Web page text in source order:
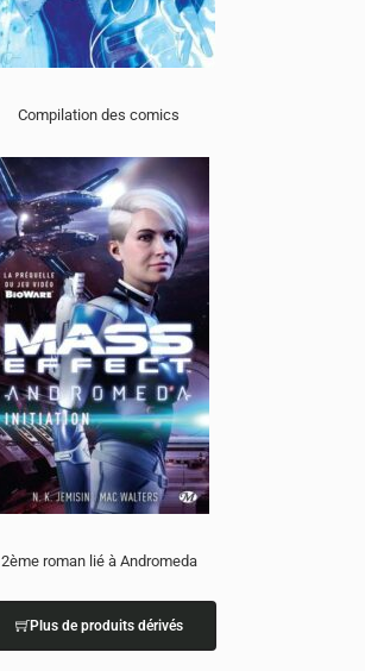
Compilation des comics
2ème roman lié à Andromeda
Plus de produits dérivés